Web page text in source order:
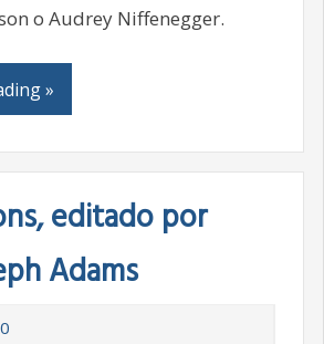
o Audrey Niffenegger.
»
editado por
Adams